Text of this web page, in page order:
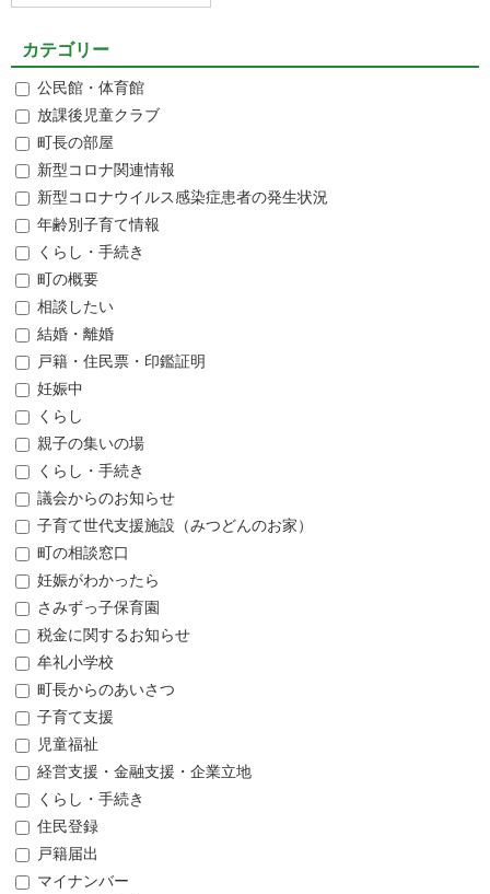
カテゴリー
公民館・体育館
放課後児童クラブ
町長の部屋
新型コロナ関連情報
新型コロナウイルス感染症患者の発生状況
年齢別子育て情報
くらし・手続き
町の概要
相談したい
結婚・離婚
戸籍・住民票・印鑑証明
妊娠中
くらし
親子の集いの場
くらし・手続き
議会からのお知らせ
子育て世代支援施設（みつどんのお家）
町の相談窓口
妊娠がわかったら
さみずっ子保育園
税金に関するお知らせ
牟礼小学校
町長からのあいさつ
子育て支援
児童福祉
経営支援・金融支援・企業立地
くらし・手続き
住民登録
戸籍届出
マイナンバー